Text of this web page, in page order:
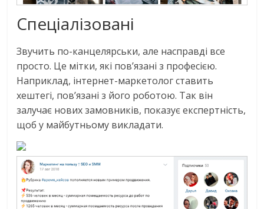
Спеціалізовані
Звучить по-канцелярськи, але насправді все
просто. Це мітки, які пов’язані з професією.
Наприклад, інтернет-маркетолог ставить
хештегі, пов’язані з його роботою. Так він
залучає нових замовників, показує експертність,
щоб у майбутньому викладати.